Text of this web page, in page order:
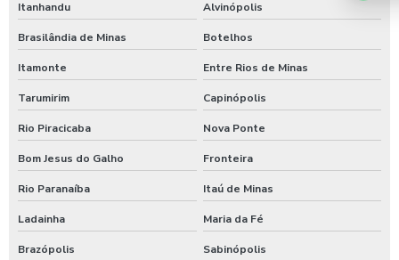
Itanhandu Alvinópolis
Brasilândia de Minas Botelhos
Itamonte Entre Rios de Minas
Tarumirim Capinópolis
Rio Piracicaba Nova Ponte
Bom Jesus do Galho Fronteira
Rio Paranaíba Itaú de Minas
Ladainha Maria da Fé
Brazópolis Sabinópolis